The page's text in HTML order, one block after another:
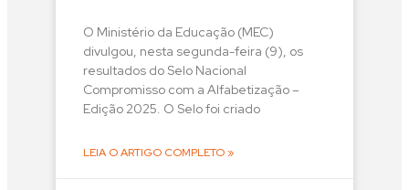
O Ministério da Educação (MEC)
divulgou, nesta segunda-feira (9), os
resultados do Selo Nacional
Compromisso com a Alfabetização –
Edição 2025. O Selo foi criado
LEIA O ARTIGO COMPLETO »